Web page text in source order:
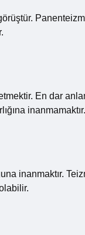
görüştür.
En dar
inanmamaktır.
inanmaktır.